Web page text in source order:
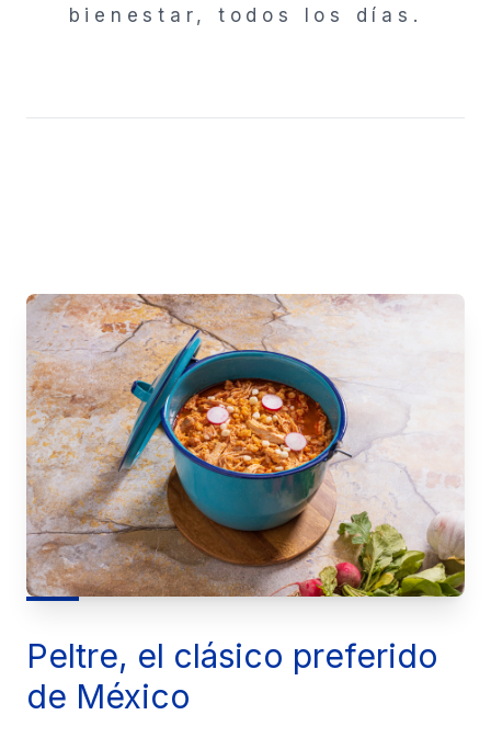
bienestar, todos los días.
Peltre, el clásico preferido
de México